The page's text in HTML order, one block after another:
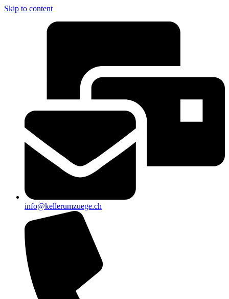
Skip to content
info@kellerumzuege.ch